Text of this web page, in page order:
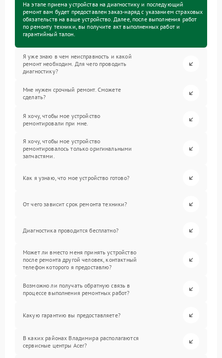
На этапе приема устройства на диагностику и последующий
ремонт вам будет предоставлен заказ-наряд с указанием страховых
обязательств на ваше устройство. Далее, после выполнения работ
по ремонту техники, вы получите акт выполненных работ и
гарантийный талон.
Я уже знаю в чем неисправность и какой
ремонт необходим. Для чего проводить
диагностику?
Мне нужен срочный ремонт. Сможете
сделать?
Я хочу, чтобы мое устройство
ремонтировали при мне.
Я хочу, чтобы мое устройство
ремонтировалось только оригинальными
запчастями.
Как я узнаю, что мое устройство готово?
От чего зависит срок ремонта техники?
Диагностика проводится бесплатно?
Может ли вместо меня принять устройство
после ремонта другой человек, контактный
телефон которого я предоставлю?
Возможно ли получать обратную связь в
процессе выполнения ремонтных работ?
Какую гарантию вы предоставляете?
В каких районах Владимира располагаются
сервисные центры Acer?